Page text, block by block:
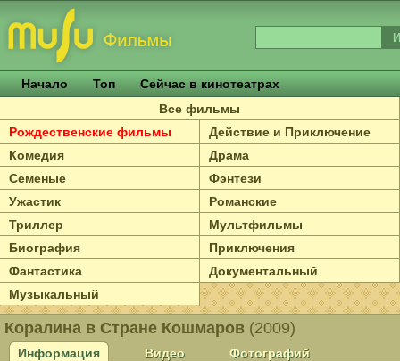
Начало Топ
Сейчас в кинотеатрах
Все фильмы
Рождественские фильмы
Действие и Приключение
Комедия
Драма
Семеные
Фэнтези
Ужастик
Романские
Триллер
Мультфильмы
Биография
Приключения
Фантастика
Документальный
Музыкальный
Коралина в Cтране Кошмаров (2009)
Информация Видео
Фотографий